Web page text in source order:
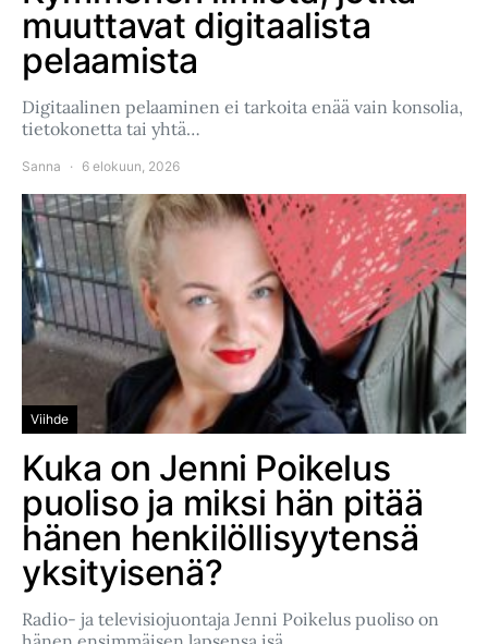
muuttavat digitaalista
pelaamista
Digitaalinen pelaaminen ei tarkoita enää vain konsolia,
tietokonetta tai yhtä…
Sanna 6 elokuun, 2026
Viihde
Kuka on Jenni Poikelus
puoliso ja miksi hän pitää
hänen henkilöllisyytensä
yksityisenä?
Radio- ja televisiojuontaja Jenni Poikelus puoliso on